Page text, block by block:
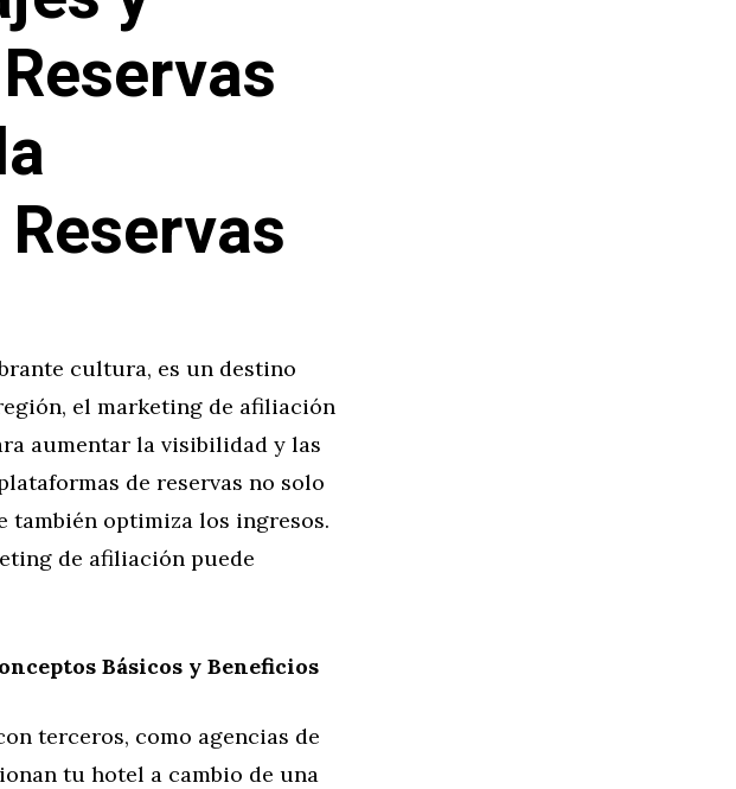
cultura, es un destino
el marketing de afiliación
aumentar la visibilidad y las
de reservas no solo
también optimiza los ingresos.
de afiliación puede
Básicos y Beneficios
terceros, como agencias de
tu hotel a cambio de una